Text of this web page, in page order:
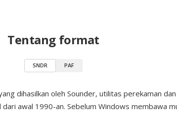
Tentang format
SNDR PAF
dihasilkan oleh Sounder, utilitas perekaman dan
dari awal 1990-an. Sebelum Windows membawa